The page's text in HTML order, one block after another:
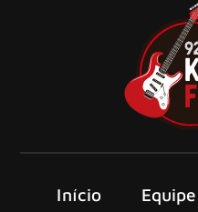
Início Equipe